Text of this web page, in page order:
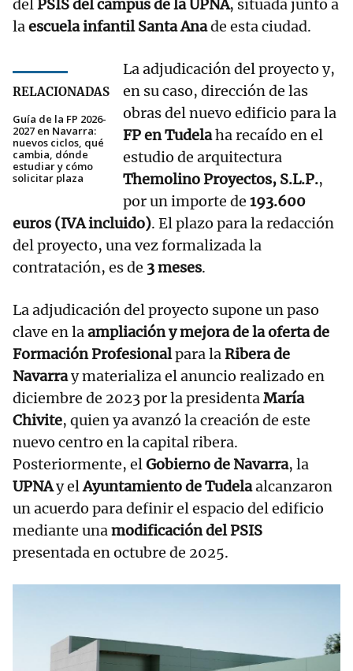
delPSIS del campus de la UPNA, situada junto a
laescuela infantil Santa Anade esta ciudad.
RELACIONADAS
Guía de la FP 2026-
2027 en Navarra:
nuevos ciclos, qué
cambia, dónde
estudiar y cómo
solicitar plaza
La adjudicación del proyecto y,
en su caso, dirección de las
obras del nuevo edificio para la
FP en Tudelaha recaído en el
estudio de arquitectura
Themolino Proyectos, S.L.P.,
por un importe de 193.600
euros (IVA incluido). El plazo para la redacción
del proyecto, una vez formalizada la
contratación, es de 3 meses.
La adjudicación del proyecto supone un paso
clave en laampliación y mejora de la oferta de
Formación Profesionalpara laRibera de
Navarray materializa el anuncio realizado en
diciembre de 2023 por la presidentaMaría
Chivite, quien ya avanzó la creación de este
nuevo centro en la capital ribera.
Posteriormente, elGobierno de Navarra, la
UPNAy elAyuntamiento de Tudelaalcanzaron
un acuerdo para definir el espacio del edificio
mediante unamodificación del PSIS
presentada en octubre de 2025.